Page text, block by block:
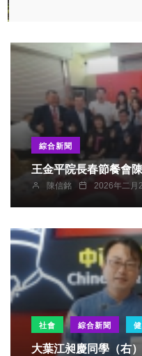
綜合新聞
王金平院長春節餐會
陳信銘 2026年二月
社會 綜合新聞
大葉江昶慶同學（右